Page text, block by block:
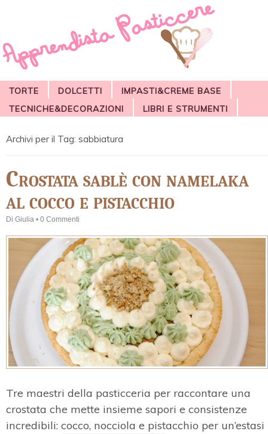
TORTE DOLCETTI
IMPASTI&CREME BASE
TECNICHE&DECORAZIONI
LIBRI E STRUMENTI
Archivi per il Tag: sabbiatura
Crostata sablè con namelaka
al cocco e pistacchio
Di Giulia • 0 Commenti
Tre maestri della pasticceria per raccontare una
crostata che mette insieme sapori e consistenze
incredibili: cocco, nocciola e pistacchio per un’estasi